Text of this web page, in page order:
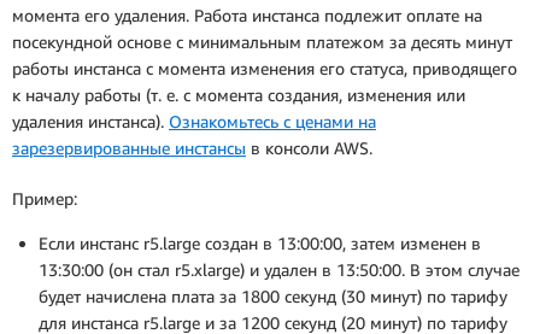
момента его удаления. Работа инстанса подлежит оплате на
посекундной основе с минимальным платежом за десять минут
работы инстанса с момента изменения его статуса, приводящего
к началу работы (т. е. с момента создания, изменения или
удаления инстанса). Ознакомьтесь с ценами на
зарезервированные инстансы в консоли AWS.
Пример:
Если инстанс r5.large создан в 13:00:00, затем изменен в
13:30:00 (он стал r5.xlarge) и удален в 13:50:00. В этом случае
будет начислена плата за 1800 секунд (30 минут) по тарифу
для инстанса r5.large и за 1200 секунд (20 минут) по тарифу